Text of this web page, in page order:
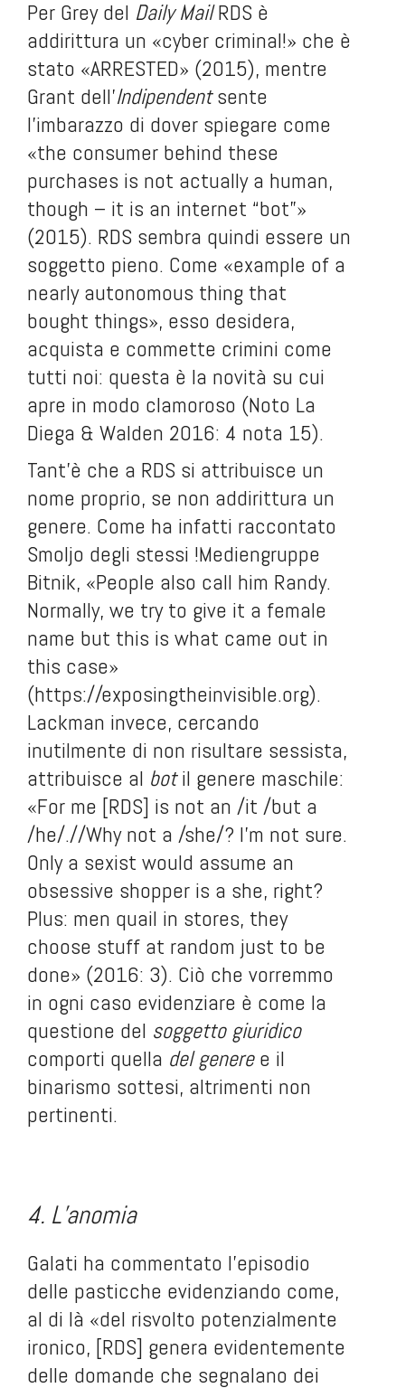
Per Grey del Daily MailRDS è
addirittura un «cyber criminal!» che è
stato «ARRESTED» (2015), mentre
Grant dell’Indipendentsente
l’imbarazzo di dover spiegare come
«the consumer behind these
purchases is not actually a human,
though – it is an internet “bot”»
(2015). RDS sembra quindi essere un
soggetto pieno. Come «example of a
nearly autonomous thing that
bought things», esso desidera,
acquista e commette crimini come
tutti noi: questa è la novità su cui
apre in modo clamoroso (Noto La
Diega & Walden 2016: 4 nota 15).
Tant’è che a RDS si attribuisce un
nome proprio, se non addirittura un
genere. Come ha infatti raccontato
Smoljo degli stessi !Mediengruppe
Bitnik, «People also call him Randy.
Normally, we try to give it a female
name but this is what came out in
this case»
(https://exposingtheinvisible.org).
Lackman invece, cercando
inutilmente di non risultare sessista,
attribuisce al botil genere maschile:
«For me [RDS] is not an /it /but a
/he/.//Why not a /she/? I'm not sure.
Only a sexist would assume an
obsessive shopper is a she, right?
Plus: men quail in stores, they
choose stuff at random just to be
done» (2016: 3). Ciò che vorremmo
in ogni caso evidenziare è come la
questione del soggetto giuridico
comporti quella del generee il
binarismo sottesi, altrimenti non
pertinenti.
4. L’anomia
Galati ha commentato l’episodio
delle pasticche evidenziando come,
al di là «del risvolto potenzialmente
ironico, [RDS] genera evidentemente
delle domande che segnalano dei